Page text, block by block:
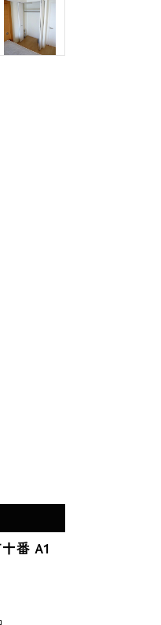
番 A1